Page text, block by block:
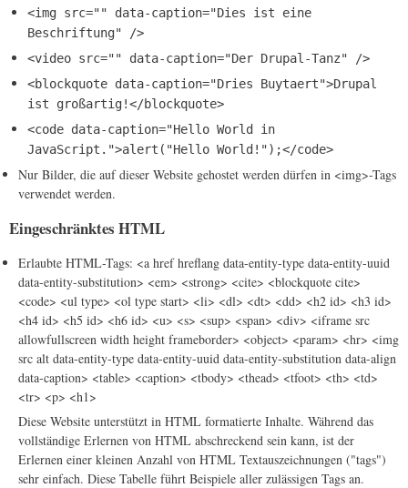
<img src="" data-caption="Dies ist eine
Beschriftung" />
<video src="" data-caption="Der Drupal-Tanz" />
<blockquote data-caption="Dries Buytaert">Drupal
ist großartig!</blockquote>
<code data-caption="Hello World in
JavaScript.">alert("Hello World!");</code>
Nur Bilder, die auf dieser Website gehostet werden dürfen in <img>-Tags
verwendet werden.
Eingeschränktes HTML
Erlaubte HTML-Tags: <a href hreflang data-entity-type data-entity-uuid
data-entity-substitution> <em> <strong> <cite> <blockquote cite>
<code> <ul type> <ol type start> <li> <dl> <dt> <dd> <h2 id> <h3 id>
<h4 id> <h5 id> <h6 id> <u> <s> <sup> <span> <div> <iframe src
allowfullscreen width height frameborder> <object> <param> <hr> <img
src alt data-entity-type data-entity-uuid data-entity-substitution data-align
data-caption> <table> <caption> <tbody> <thead> <tfoot> <th> <td>
<tr> <p> <h1>
Diese Website unterstützt in HTML formatierte Inhalte. Während das
vollständige Erlernen von HTML abschreckend sein kann, ist der
Erlernen einer kleinen Anzahl von HTML Textauszeichnungen ("tags")
sehr einfach. Diese Tabelle führt Beispiele aller zulässigen Tags an.